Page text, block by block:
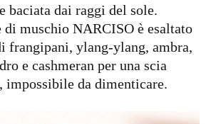
baciata dai raggi del sole.
di muschio NARCISO è esaltato
frangipani, ylang-ylang, ambra,
e cashmeran per una scia
impossibile da dimenticare.